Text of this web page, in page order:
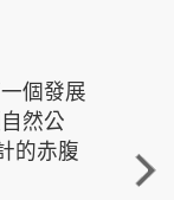
個發展
然公
的赤腹
重
走進